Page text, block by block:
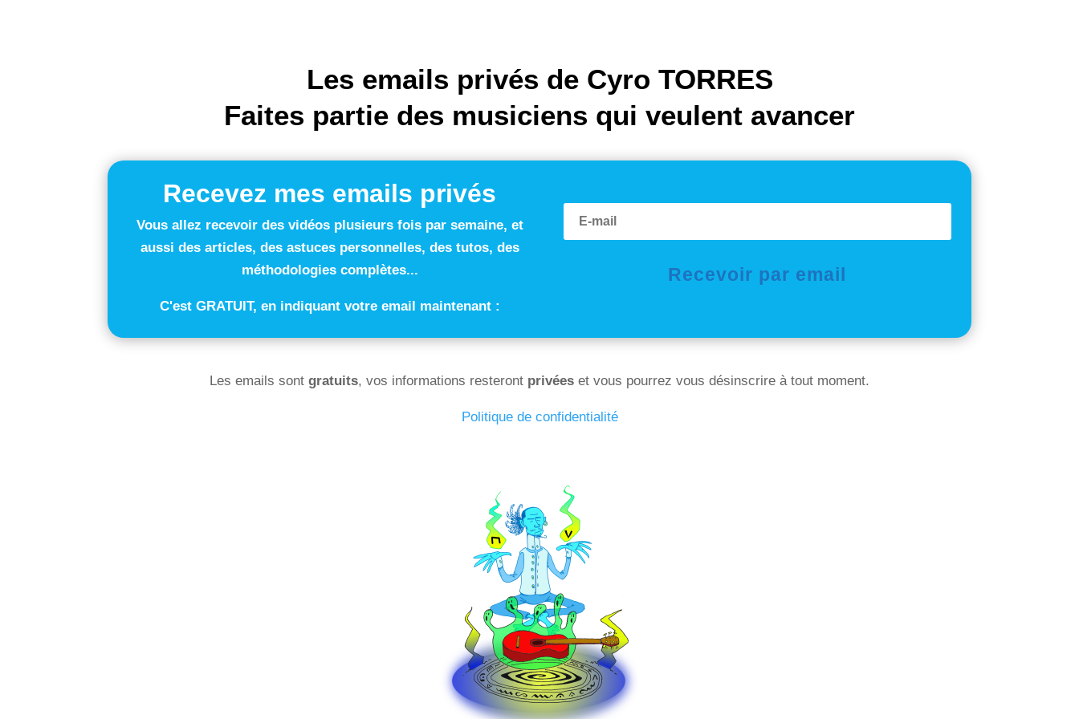
Les emails privés de Cyro TORRES
Faites partie des musiciens qui veulent avancer
Recevez mes emails privés
Vous allez recevoir des vidéos plusieurs fois par semaine, et
aussi des articles, des astuces personnelles, des tutos, des
méthodologies complètes...
C'est GRATUIT, en indiquant votre email maintenant :
Recevoir par email
Les emails sont gratuits, vos informations resteront privées et vous pourrez vous désinscrire à tout moment.
Politique de confidentialité